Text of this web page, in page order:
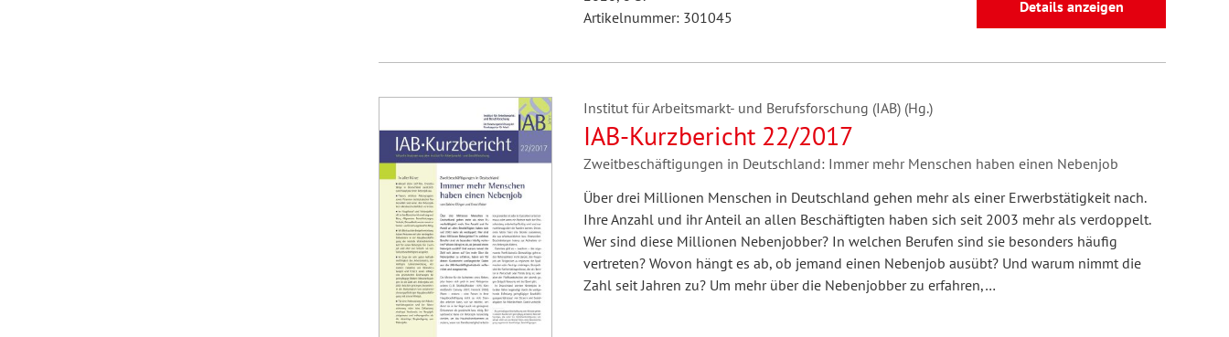
Artikelnummer: 301045
Details anzeigen
Institut für Arbeitsmarkt- und Berufsforschung (IAB) (Hg.)
IAB-Kurzbericht 22/2017
Zweitbeschäftigungen in Deutschland: Immer mehr Menschen haben einen Nebenjob
Über drei Millionen Menschen in Deutschland gehen mehr als einer Erwerbstätigkeit nach.
Ihre Anzahl und ihr Anteil an allen Beschäftigten haben sich seit 2003 mehr als verdoppelt.
Wer sind diese Millionen Nebenjobber? In welchen Berufen sind sie besonders häufig
vertreten? Wovon hängt es ab, ob jemand einen Nebenjob ausübt? Und warum nimmt die
Zahl seit Jahren zu? Um mehr über die Nebenjobber zu erfahren,…